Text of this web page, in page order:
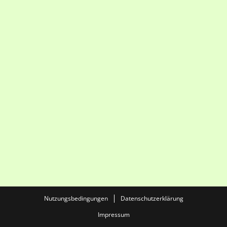
Nutzungsbedingungen
Datenschutzerklärung
Impressum